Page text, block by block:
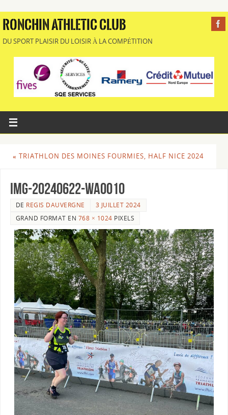
RONCHIN ATHLETIC CLUB
DU SPORT PLAISIR DU LOISIR À LA COMPÉTITION
« TRIATHLON DES MOINES FOURMIES, HALF NICE 2024
IMG-20240622-WA0010
DE REGIS DAUVERGNE
3 JUILLET 2024
GRAND FORMAT EN 768 × 1024 PIXELS